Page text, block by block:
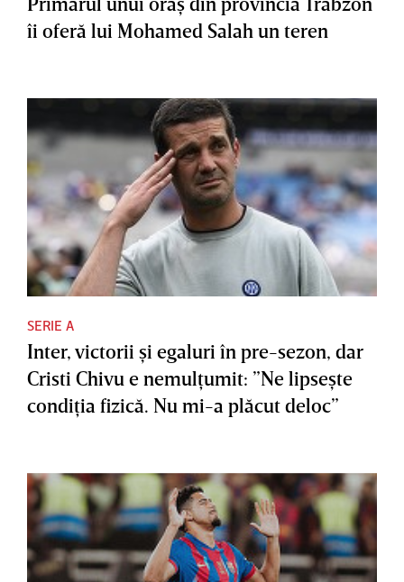
îi oferă lui Mohamed Salah un teren
SERIE A
Inter, victorii şi egaluri în pre-sezon, dar
Cristi Chivu e nemulţumit: ”Ne lipseşte
condiţia fizică. Nu mi-a plăcut deloc”